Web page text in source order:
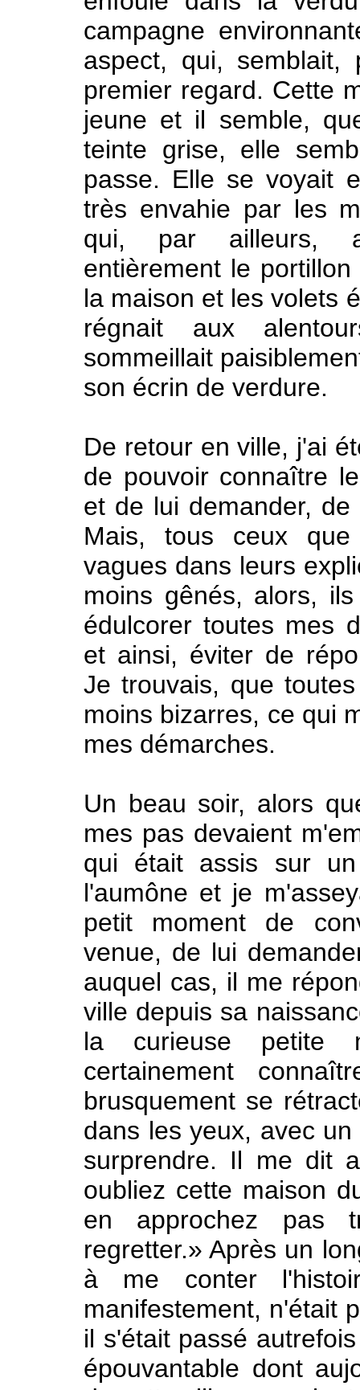
campagne
aspect, qui,
premier regard. Cette
jeune et il semble,
teinte grise, elle
passe. Elle se voyait
très envahie par les
qui, par ailleurs,
entièrement le
la maison et les volets
régnait aux
sommeillait
son écrin de verdure.
De retour en ville, j'ai
de pouvoir connaître
et de lui demander,
Mais, tous ceux que
vagues dans leurs
moins gênés, alors,
édulcorer toutes mes
et ainsi, éviter de
Je trouvais, que
moins bizarres, ce qui
mes démarches.
Un beau soir, alors
mes pas devaient
qui était assis sur
l'aumône et je
petit moment de
venue, de lui
auquel cas, il me
ville depuis sa
la curieuse petite
certainement
brusquement se
dans les yeux, avec
surprendre. Il me dit
oubliez cette maison
en approchez pas
regretter.» Après un
à me conter
manifestement, n'était
il s'était passé
épouvantable dont